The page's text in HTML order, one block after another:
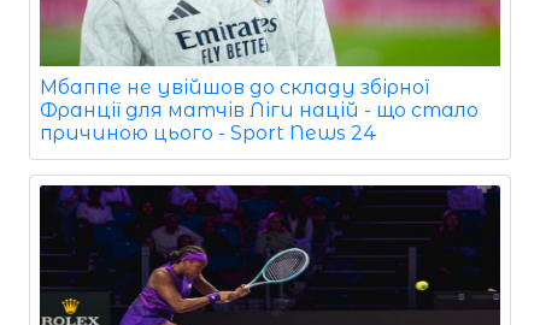
Мбаппе не увійшов до складу збірної
Франції для матчів Ліги націй - що стало
причиною цього - Sport News 24